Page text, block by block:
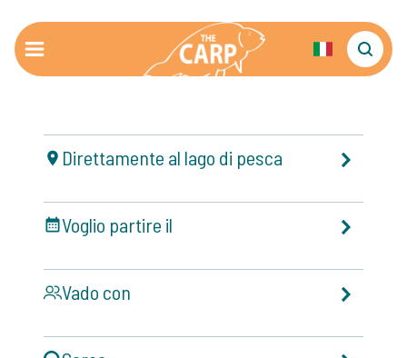
Direttamente al lago di pesca
Voglio partire il
Vado con